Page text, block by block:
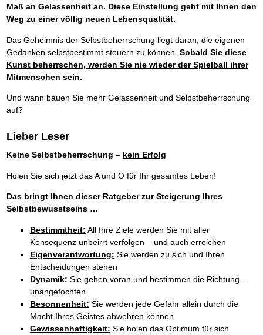
Maß an Gelassenheit an. Diese Einstellung geht mit Ihnen den
Weg zu einer völlig neuen Lebensqualität.
Das Geheimnis der Selbstbeherrschung liegt daran, die eigenen
Gedanken selbstbestimmt steuern zu können. Sobald Sie diese
Kunst beherrschen, werden Sie nie wieder der Spielball ihrer
Mitmenschen sein.
Und wann bauen Sie mehr Gelassenheit und Selbstbeherrschung
auf?
Lieber Leser
Keine Selbstbeherrschung – kein Erfolg
Holen Sie sich jetzt das A und O für Ihr gesamtes Leben!
Das bringt Ihnen dieser Ratgeber zur Steigerung Ihres
Selbstbewusstseins …
Bestimmtheit: All Ihre Ziele werden Sie mit aller
Konsequenz unbeirrt verfolgen – und auch erreichen
Eigenverantwortung: Sie werden zu sich und Ihren
Entscheidungen stehen
Dynamik: Sie gehen voran und bestimmen die Richtung –
unangefochten
Besonnenheit: Sie werden jede Gefahr allein durch die
Macht Ihres Geistes abwehren können
Gewissenhaftigkeit: Sie holen das Optimum für sich